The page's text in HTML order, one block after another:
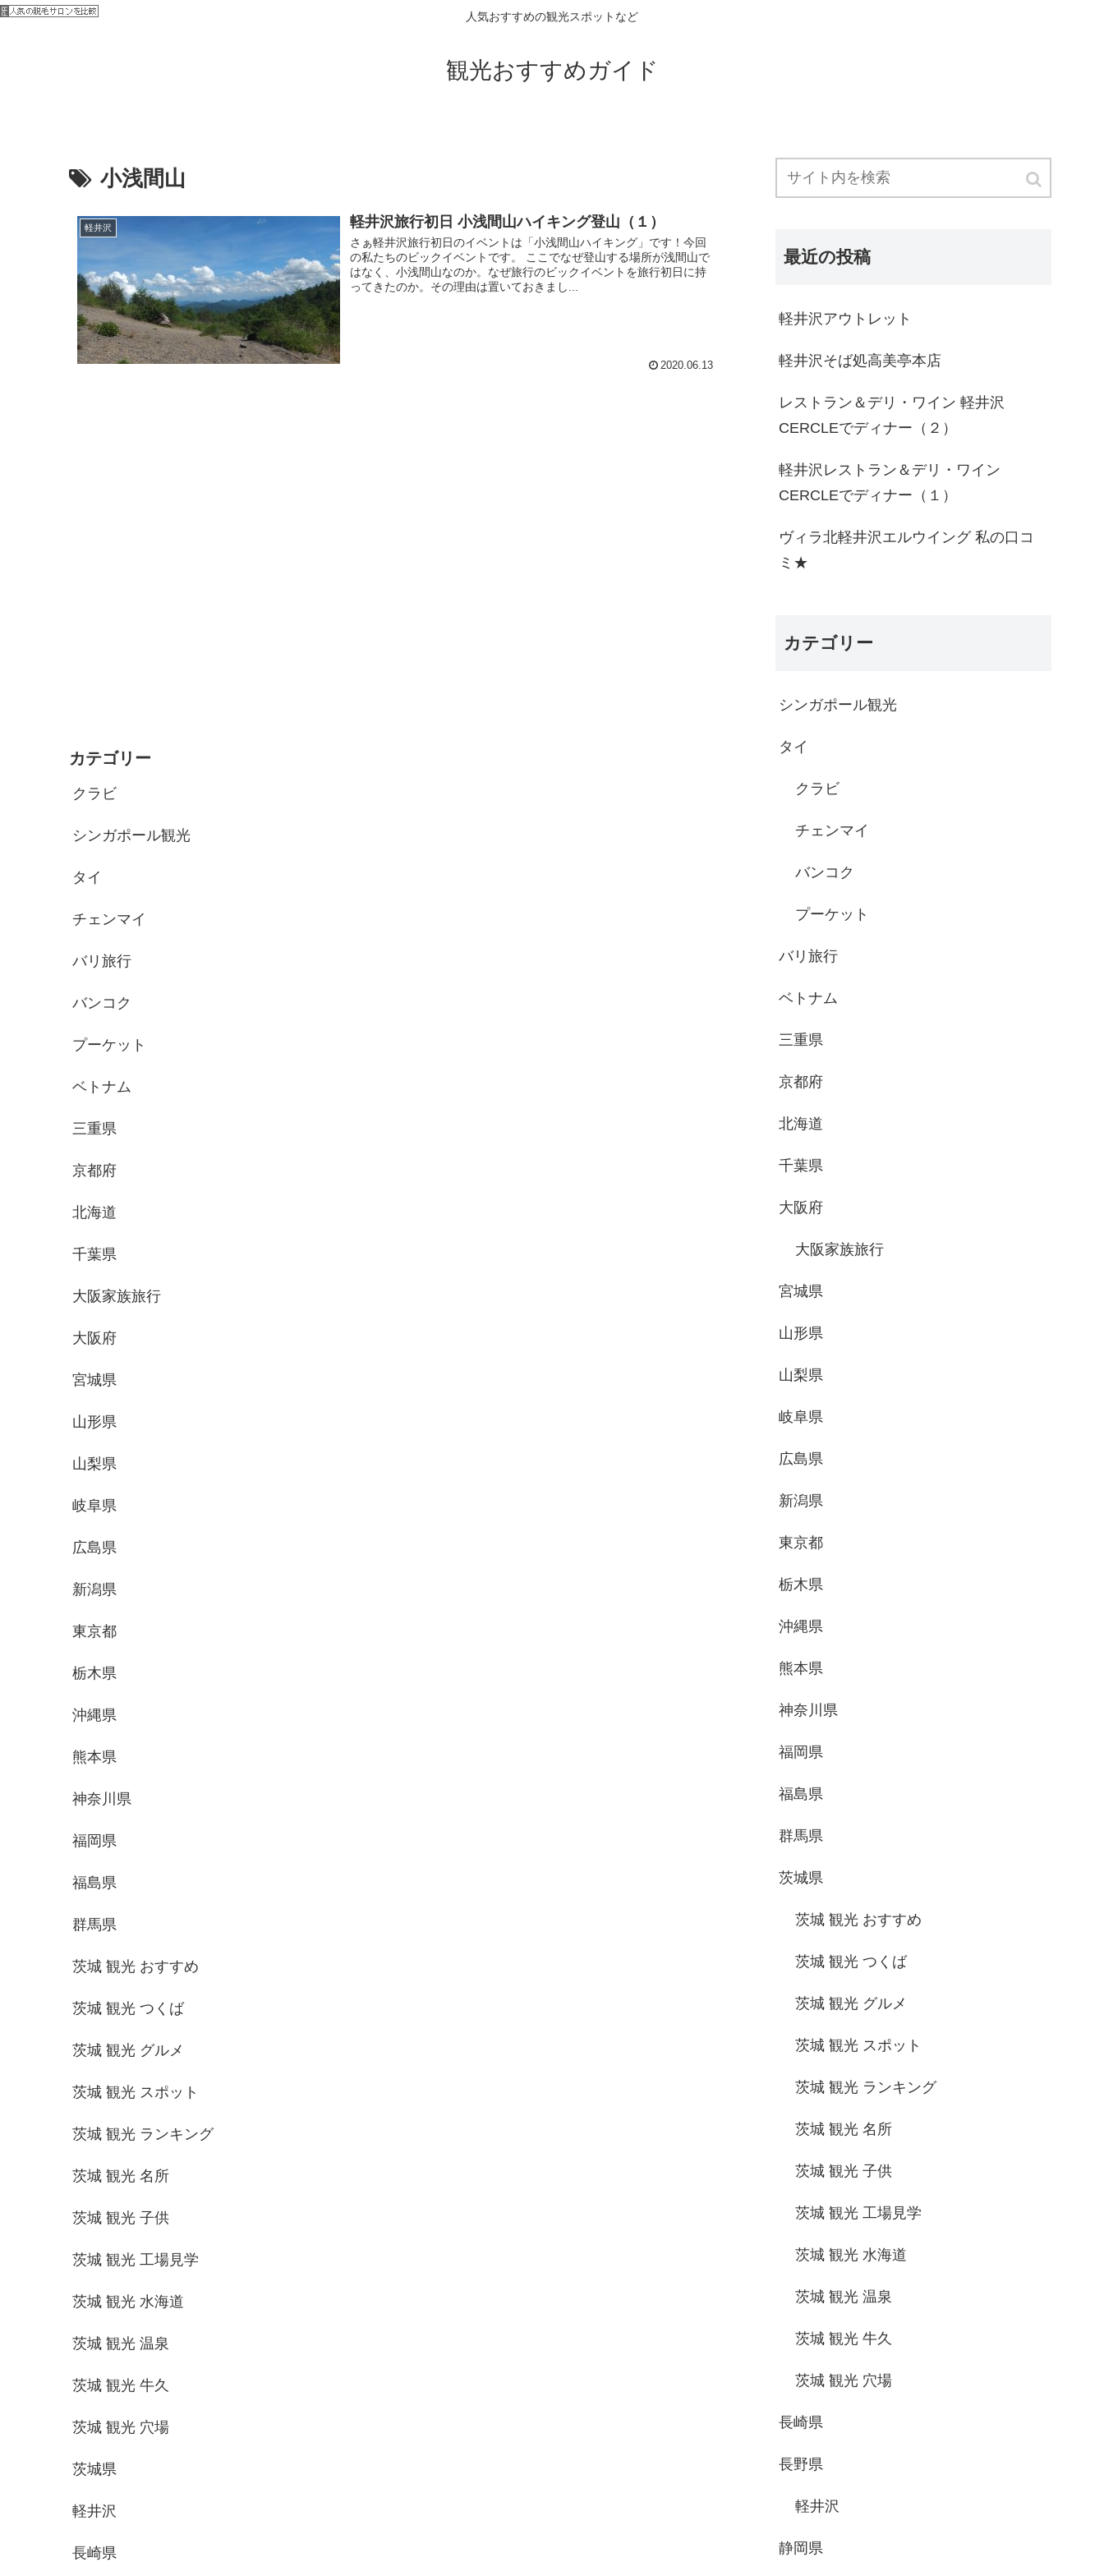
人気おすすめの観光スポットなど
観光おすすめガイド
小浅間山
軽井沢 軽井沢旅行初日 小浅間山ハイキング登山（１）
さぁ軽井沢旅行初日のイベントは「小浅間山ハイキング」です！今回
の私たちのビックイベントです。 ここでなぜ登山する場所が浅間山で
はなく、小浅間山なのか。なぜ旅行のビックイベントを旅行初日に持
ってきたのか。その理由は置いておきまし...
2020.06.13
カテゴリー
クラビ
シンガポール観光
タイ
チェンマイ
バリ旅行
バンコク
プーケット
ベトナム
三重県
京都府
北海道
千葉県
大阪家族旅行
大阪府
宮城県
山形県
山梨県
岐阜県
広島県
新潟県
東京都
栃木県
沖縄県
熊本県
神奈川県
福岡県
福島県
群馬県
茨城 観光 おすすめ
茨城 観光 つくば
茨城 観光 グルメ
茨城 観光 スポット
茨城 観光 ランキング
茨城 観光 名所
茨城 観光 子供
茨城 観光 工場見学
茨城 観光 水海道
茨城 観光 温泉
茨城 観光 牛久
茨城 観光 穴場
茨城県
軽井沢
長崎県
最近の投稿
軽井沢アウトレット
軽井沢そば処高美亭本店
レストラン＆デリ・ワイン 軽井沢
CERCLEでディナー（２）
軽井沢レストラン＆デリ・ワイン
CERCLEでディナー（１）
ヴィラ北軽井沢エルウイング 私の口コ
ミ★
カテゴリー
シンガポール観光
タイ
クラビ
チェンマイ
バンコク
プーケット
バリ旅行
ベトナム
三重県
京都府
北海道
千葉県
大阪府
大阪家族旅行
宮城県
山形県
山梨県
岐阜県
広島県
新潟県
東京都
栃木県
沖縄県
熊本県
神奈川県
福岡県
福島県
群馬県
茨城県
茨城 観光 おすすめ
茨城 観光 つくば
茨城 観光 グルメ
茨城 観光 スポット
茨城 観光 ランキング
茨城 観光 名所
茨城 観光 子供
茨城 観光 工場見学
茨城 観光 水海道
茨城 観光 温泉
茨城 観光 牛久
茨城 観光 穴場
長崎県
長野県
軽井沢
静岡県